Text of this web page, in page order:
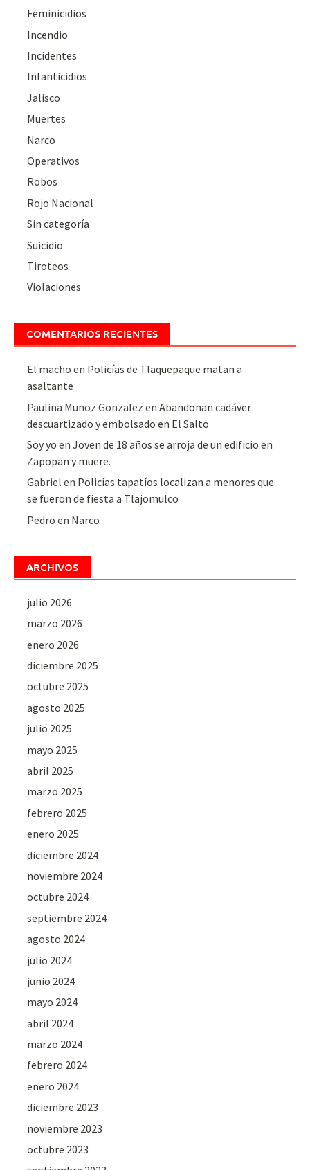
Feminicidios
Incendio
Incidentes
Infanticidios
Jalisco
Muertes
Narco
Operativos
Robos
Rojo Nacional
Sin categoría
Suicidio
Tiroteos
Violaciones
COMENTARIOS RECIENTES
El macho en Policías de Tlaquepaque matan a
asaltante
Paulina Munoz Gonzalez enAbandonan cadáver
descuartizado y embolsado en El Salto
Soy yo enJoven de 18 años se arroja de un edificio en
Zapopan y muere.
Gabriel en Policías tapatíos localizan a menores que
se fueron de fiesta a Tlajomulco
Pedro en Narco
ARCHIVOS
julio 2026
marzo 2026
enero 2026
diciembre 2025
octubre 2025
agosto 2025
julio 2025
mayo 2025
abril 2025
marzo 2025
febrero 2025
enero 2025
diciembre 2024
noviembre 2024
octubre 2024
septiembre 2024
agosto 2024
julio 2024
junio 2024
mayo 2024
abril 2024
marzo 2024
febrero 2024
enero 2024
diciembre 2023
noviembre 2023
octubre 2023